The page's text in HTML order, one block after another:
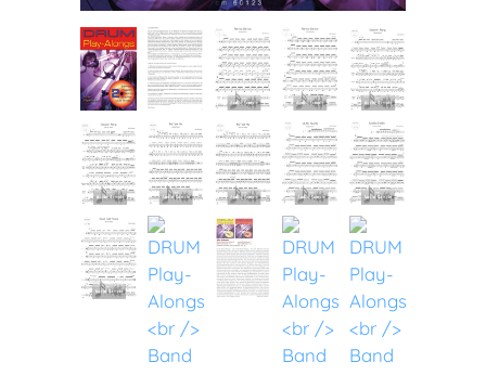
Play-Along
Quartett
Quintett
Sextett
Snare